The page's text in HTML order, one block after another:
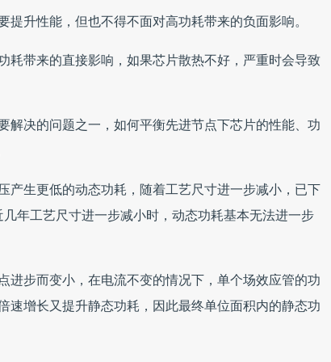
升性能，但也不得不面对高功耗带来的负面影响。
耗带来的直接影响，如果芯片散热不好，严重时会导致
解决的问题之一，如何平衡先进节点下芯片的性能、功
产生更低的动态功耗，随着工艺尺寸进一步减小，已下
年工艺尺寸进一步减小时，动态功耗基本无法进一步
进步而变小，在电流不变的情况下，单个场效应管的功
速增长又提升静态功耗，因此最终单位面积内的静态功